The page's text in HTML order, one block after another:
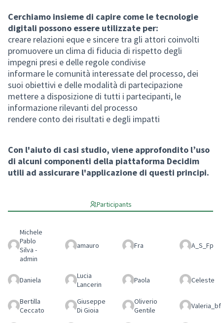
Cerchiamo insieme di capire come le tecnologie
digitali possono essere utilizzate per:
creare relazioni eque e sincere tra gli attori coinvolti
promuovere un clima di fiducia di rispetto degli
impegni presi e delle regole condivise
informare le comunità interessate del processo, dei
suoi obiettivi e delle modalità di partecipazione
mettere a disposizione di tutti i partecipanti, le
informazione rilevanti del processo
rendere conto dei risultati e degli impatti
Con l'aiuto di casi studio, viene approfondito l’uso
di alcuni componenti della piattaforma Decidim
utili ad assicurare l'applicazione di questi principi.
Participants
Michele
Pablo
Silva -
admin
amauro Fra A_S_Fp
Daniela
Lucia
Lancerin
Paola Celeste
Bertilla
Ceccato
Giuseppe
Di Gioia
Oliverio
Gentile
Valeria_bf